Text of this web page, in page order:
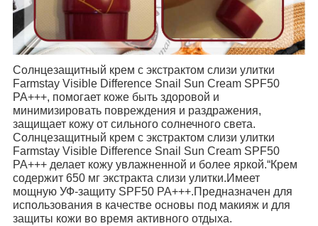
Солнцезащитный крем с экстрактом слизи улитки
Farmstay Visible Difference Snail Sun Cream SPF50
PA+++, помогает коже быть здоровой и
минимизировать повреждения и раздражения,
защищает кожу от сильного солнечного света.
Солнцезащитный крем с экстрактом слизи улитки
Farmstay Visible Difference Snail Sun Cream SPF50
PA+++ делает кожу увлажненной и более яркой.“Крем
содержит 650 мг экстракта слизи улитки.Имеет
мощную УФ-защиту SPF50 PA+++.Предназначен для
использования в качестве основы под макияж и для
защиты кожи во время активного отдыха.